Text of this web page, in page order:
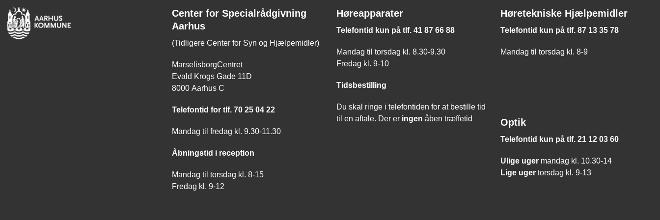
Center for Specialrådgivning
Aarhus
(Tidligere Center for Syn og Hjælpemidler)
MarselisborgCentret
Evald Krogs Gade 11D
8000 Aarhus C
Telefontid for tlf. 70 25 04 22
Mandag til fredag kl. 9.30-11.30
Åbningstid i reception
Mandag til torsdag kl. 8-15
Fredag kl. 9-12
Høreapparater
Telefontid kun på tlf. 41 87 66 88
Mandag til torsdag kl. 8.30-9.30
Fredag kl. 9-10
Tidsbestilling
Du skal ringe i telefontiden for at bestille tid
til en aftale. Der er ingen åben træffetid
Høretekniske Hjælpemidler
Telefontid kun på tlf. 87 13 35 78
Mandag til torsdag kl. 8-9
Optik
Telefontid kun på tlf. 21 12 03 60
Ulige uger mandag kl. 10.30-14
Lige uger torsdag kl. 9-13